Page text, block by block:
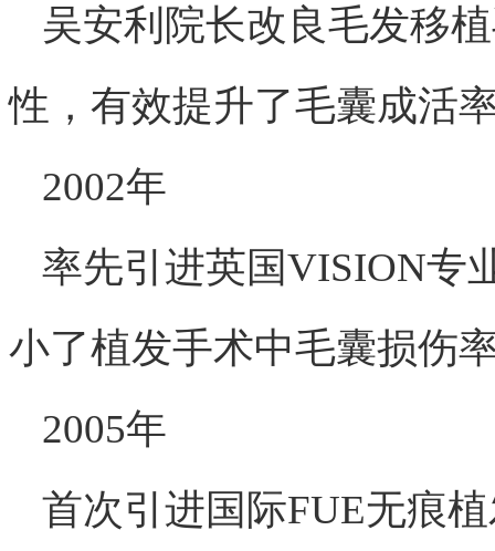
吴安利院长改良毛发移
性，有效提升了毛囊成活
2002年
率先引进英国VISION专
小了植发手术中毛囊损伤
2005年
首次引进国际FUE无痕